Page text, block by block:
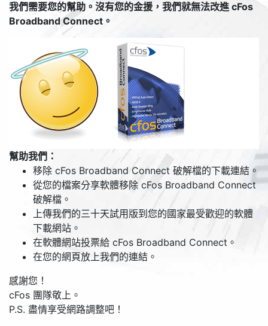
我們需要您的幫助。沒有您的金援，我們就無法改進 cFos
Broadband Connect。
幫助我們：
移除 cFos Broadband Connect 破解檔的下載連結。
從您的檔案分享軟體移除 cFos Broadband Connect
破解檔。
上傳我們的三十天試用版到您的國家最受歡迎的軟體
下載網站。
在軟體網站投票給 cFos Broadband Connect。
在您的網頁放上我們的連結。
感謝您！
cFos 團隊敬上。
P.S. 盡情享受網路調整吧！